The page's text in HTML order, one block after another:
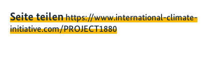
Seite teilenhttps://www.international-climate-
initiative.com/PROJECT1880